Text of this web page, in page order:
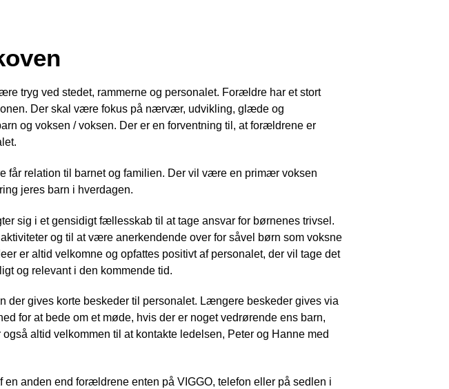
tryg ved stedet, rammerne og personalet. Forældre har et stort
Der skal være fokus på nærvær, udvikling, glæde og
og voksen / voksen. Der er en forventning til, at forældrene er
får relation til barnet og familien. Der vil være en primær voksen
jeres barn i hverdagen.
sig i et gensidigt fællesskab til at tage ansvar for børnenes trivsel.
og til at være anerkendende over for såvel børn som voksne
er altid velkomne og opfattes positivt af personalet, der vil tage det
og relevant i den kommende tid.
der gives korte beskeder til personalet. Længere beskeder gives via
for at bede om et møde, hvis der er noget vedrørende ens barn,
altid velkommen til at kontakte ledelsen, Peter og Hanne med
en anden end forældrene enten på VIGGO, telefon eller på sedlen i